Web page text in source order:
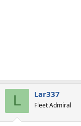
L Lar337
Fleet Admiral